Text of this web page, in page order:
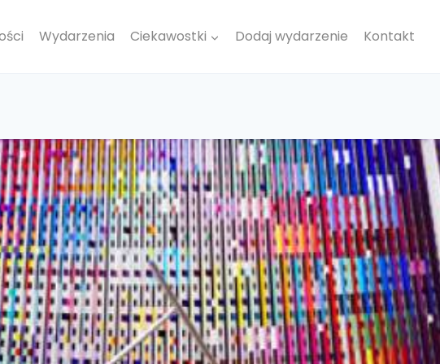
Wydarzenia Ciekawostki Dodaj wydarzenie Kontakt